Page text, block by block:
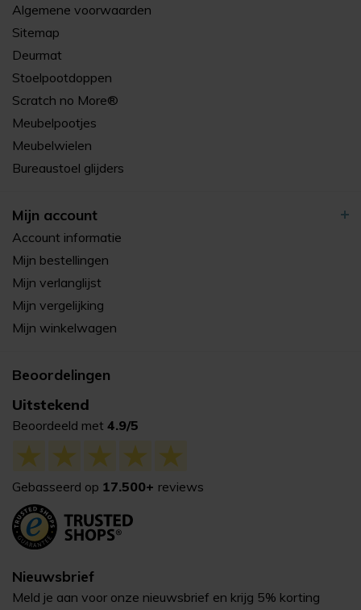
Algemene voorwaarden
Sitemap
Deurmat
Stoelpootdoppen
Scratch no More®
Meubelpootjes
Meubelwielen
Bureaustoel glijders
Mijn account
Account informatie
Mijn bestellingen
Mijn verlanglijst
Mijn vergelijking
Mijn winkelwagen
Beoordelingen
Uitstekend
Beoordeeld met 4.9/5
Gebasseerd op 17.500+ reviews
Nieuwsbrief
Meld je aan voor onze nieuwsbrief en krijg 5% korting